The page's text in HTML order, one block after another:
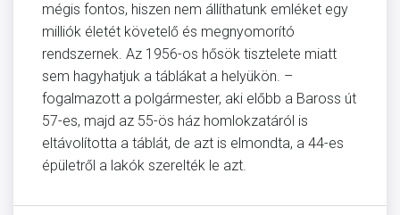
mégis fontos, hiszen nem állíthatunk emléket egy
milliók életét követelő és megnyomorító
rendszernek. Az 1956-os hősök tisztelete miatt
sem hagyhatjuk a táblákat a helyükön. –
fogalmazott a polgármester, aki előbb a Baross út
57-es, majd az 55-ös ház homlokzatáról is
eltávolította a táblát, de azt is elmondta, a 44-es
épületről a lakók szerelték le azt.